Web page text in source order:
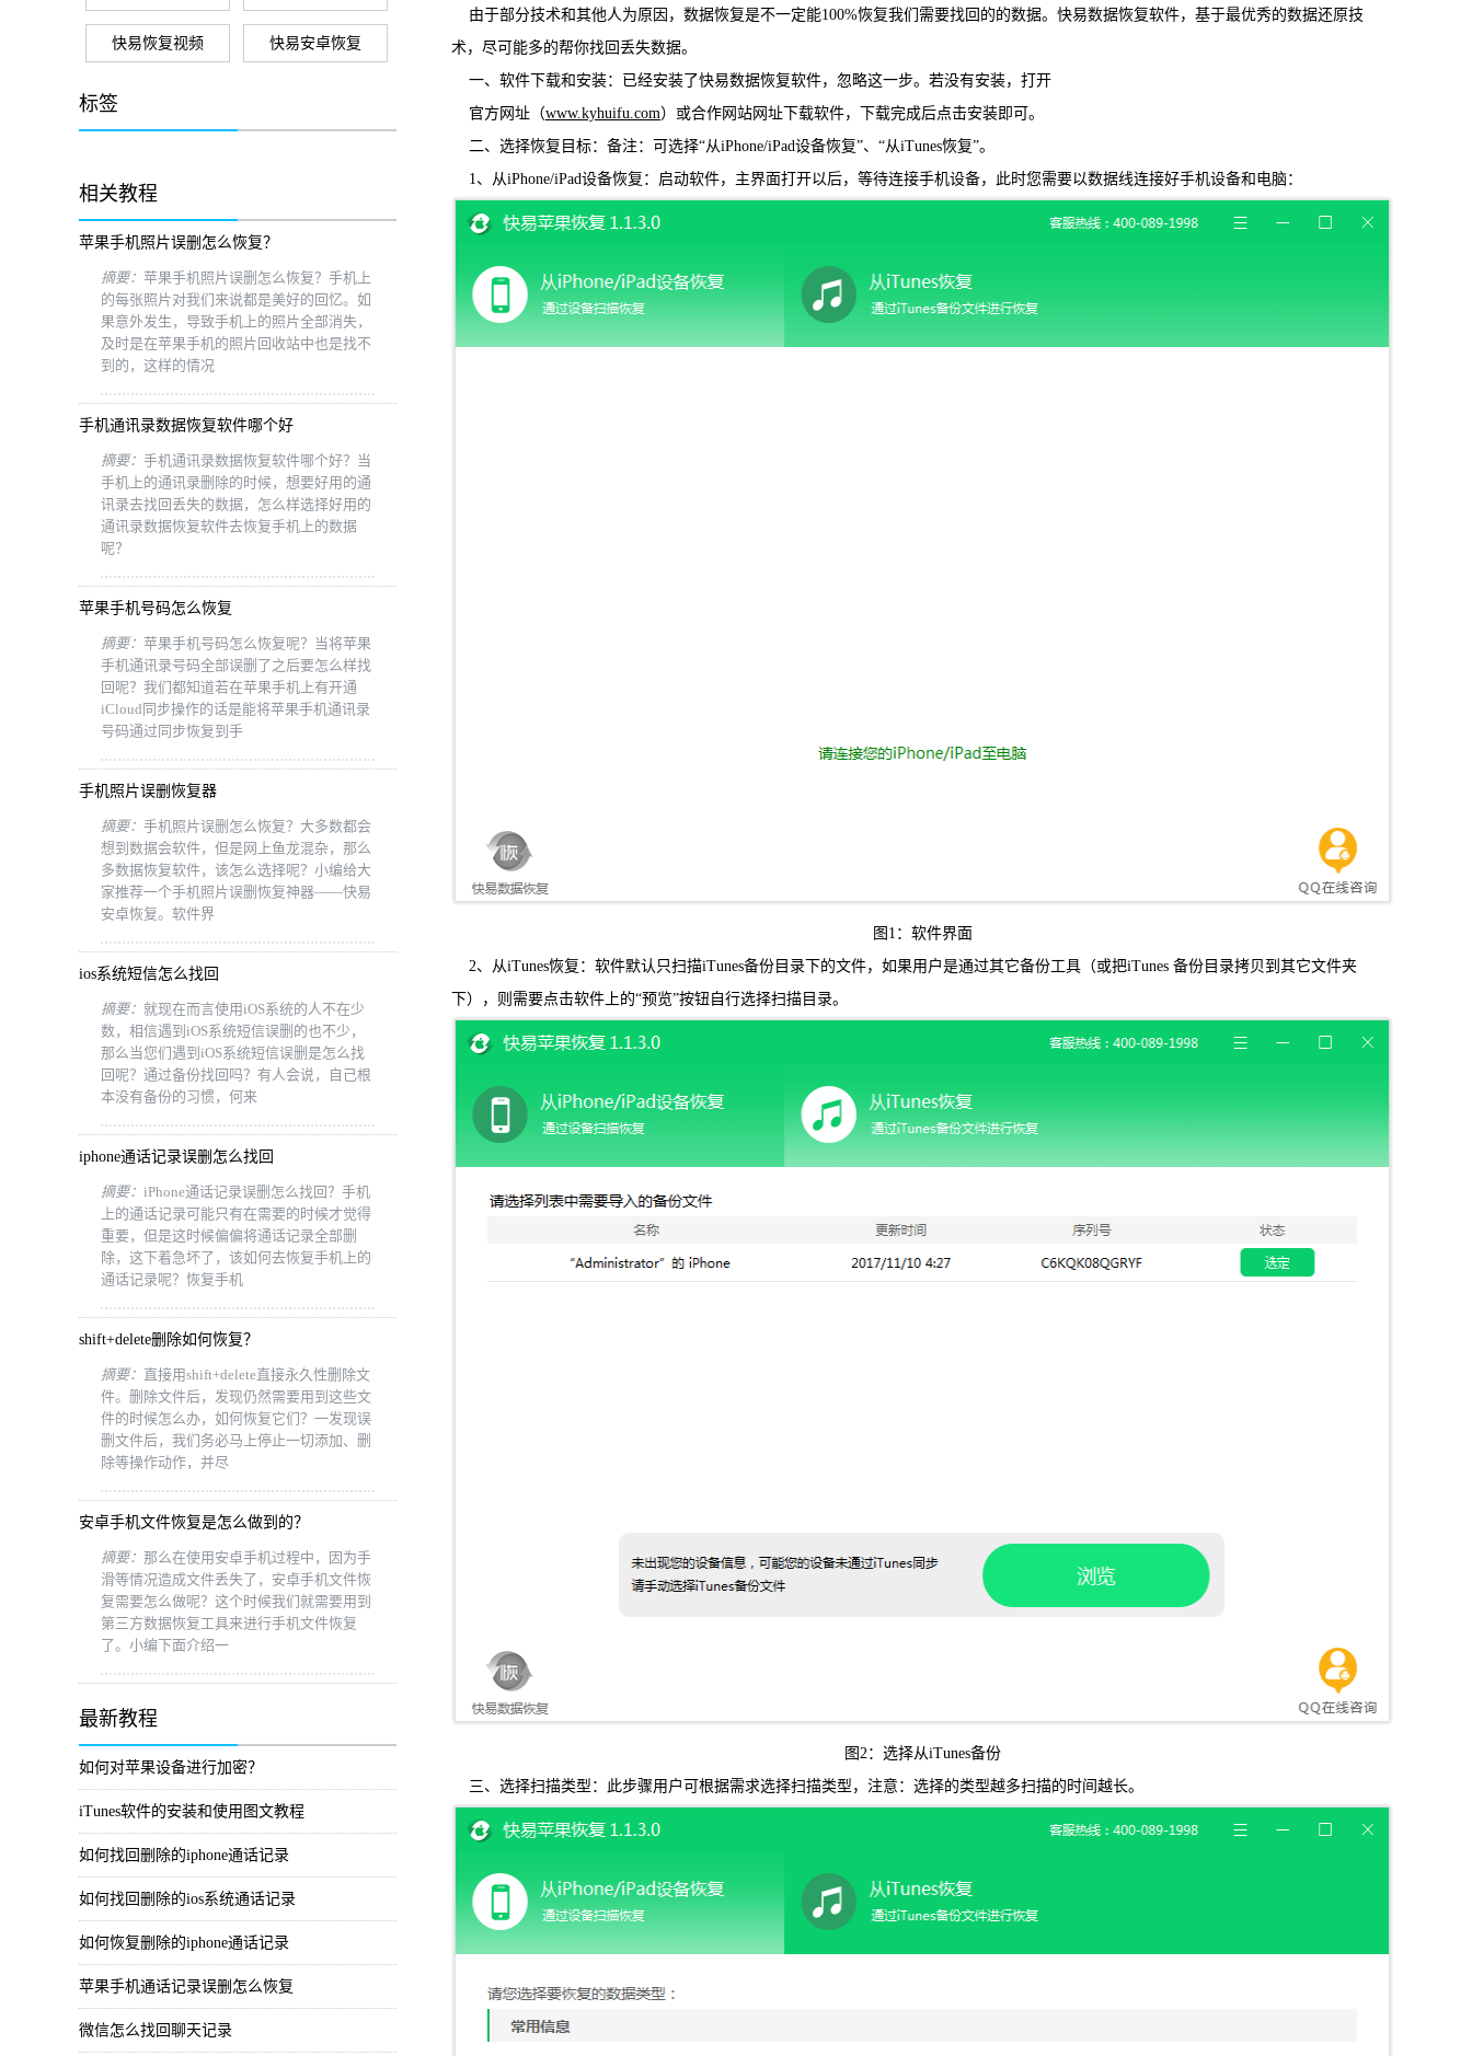
WIN版下载
WIN版下载
快易恢复视频 快易安卓恢复
标签
相关教程
苹果手机照片误删怎么恢复？
摘要： 苹果手机照片误删怎么恢复？手机上
的每张照片对我们来说都是美好的回忆。如
果意外发生，导致手机上的照片全部消失，
及时是在苹果手机的照片回收站中也是找不
到的，这样的情况
手机通讯录数据恢复软件哪个好
摘要： 手机通讯录数据恢复软件哪个好？当
手机上的通讯录删除的时候，想要好用的通
讯录去找回丢失的数据，怎么样选择好用的
通讯录数据恢复软件去恢复手机上的数据
呢？
苹果手机号码怎么恢复
摘要： 苹果手机号码怎么恢复呢？当将苹果
手机通讯录号码全部误删了之后要怎么样找
回呢？我们都知道若在苹果手机上有开通
iCloud同步操作的话是能将苹果手机通讯录
号码通过同步恢复到手
手机照片误删恢复器
摘要： 手机照片误删怎么恢复？大多数都会
想到数据会软件，但是网上鱼龙混杂，那么
多数据恢复软件，该怎么选择呢？小编给大
家推荐一个手机照片误删恢复神器——快易
安卓恢复。软件界
ios系统短信怎么找回
摘要： 就现在而言使用iOS系统的人不在少
数，相信遇到iOS系统短信误删的也不少，
那么当您们遇到iOS系统短信误删是怎么找
回呢？通过备份找回吗？有人会说，自己根
本没有备份的习惯，何来
iphone通话记录误删怎么找回
摘要： iPhone通话记录误删怎么找回？手机
上的通话记录可能只有在需要的时候才觉得
重要，但是这时候偏偏将通话记录全部删
除，这下着急坏了，该如何去恢复手机上的
通话记录呢？恢复手机
shift+delete删除如何恢复？
摘要： 直接用shift+delete直接永久性删除文
件。删除文件后，发现仍然需要用到这些文
件的时候怎么办，如何恢复它们？一发现误
删文件后，我们务必马上停止一切添加、删
除等操作动作，并尽
安卓手机文件恢复是怎么做到的？
摘要： 那么在使用安卓手机过程中，因为手
滑等情况造成文件丢失了，安卓手机文件恢
复需要怎么做呢？这个时候我们就需要用到
第三方数据恢复工具来进行手机文件恢复
了。小编下面介绍一
最新教程
如何对苹果设备进行加密？
iTunes软件的安装和使用图文教程
如何找回删除的iphone通话记录
如何找回删除的ios系统通话记录
如何恢复删除的iphone通话记录
苹果手机通话记录误删怎么恢复
微信怎么找回聊天记录
由于部分技术和其他人为原因，数据恢复是不一定能100%恢复我们需要找回的的数据。快易数据恢复软件，基于最优秀的数据还原技
术，尽可能多的帮你找回丢失数据。
一、软件下载和安装：已经安装了快易数据恢复软件，忽略这一步。若没有安装，打开
官方网址（www.kyhuifu.com）或合作网站网址下载软件，下载完成后点击安装即可。
二、选择恢复目标：备注：可选择“从iPhone/iPad设备恢复”、“从iTunes恢复”。
1、从iPhone/iPad设备恢复：启动软件，主界面打开以后，等待连接手机设备，此时您需要以数据线连接好手机设备和电脑：
图1：软件界面
2、从iTunes恢复：软件默认只扫描iTunes备份目录下的文件，如果用户是通过其它备份工具（或把iTunes 备份目录拷贝到其它文件夹
下），则需要点击软件上的“预览”按钮自行选择扫描目录。
图2：选择从iTunes备份
三、选择扫描类型：此步骤用户可根据需求选择扫描类型，注意：选择的类型越多扫描的时间越长。